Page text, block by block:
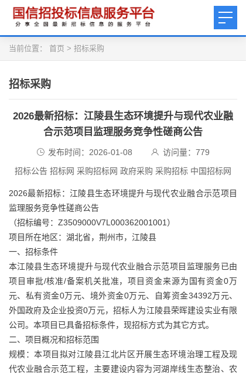
当前位置： 首页 > 招标采购
招标采购
2026最新招标：江陵县生态环境提升与现代农业融
合示范项目监理服务竞争性磋商公告
发布时间：2026-01-08 访问量： 779
招标公告 招标网 采购招标网 政府采购 采购招标 中国招标网
2026最新招标：江陵县生态环境提升与现代农业融合示范项目
监理服务竞争性磋商公告
（招标编号：Z3509000V7L000362001001）
项目所在地区：湖北省，荆州市，江陵县
一、招标条件
本江陵县生态环境提升与现代农业融合示范项目监理服务已由
项目审批/核准/备案机关批准，项目资金来源为国有资金0万
元、私有资金0万元、境外资金0万元、自筹资金34392万元、
外国政府及企业投资0万元，招标人为江陵县荣晖建设实业有限
公司。本项目已具备招标条件，现招标方式为其它方式。
二、项目概况和招标范围
规模：本项目拟对江陵县江北片区开展生态环境治理工程及现
代农业融合示范工程，主要建设内容为河湖岸线生态整治、农